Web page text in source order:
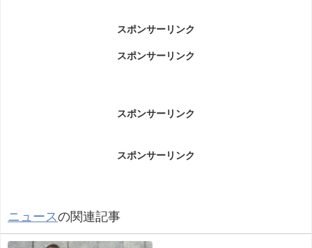
事件について
瀬月内恵太容疑者(西新井署巡査部長)事件についてです。
飲食店店員を路上に投げつけたなどとして、警視庁
２）＝東京都江戸川区東葛西＝を現行犯逮捕した。
同庁によると、瀬月内容疑者は「覚えていません」
スポンサーリンク
スポンサーリンク
スポンサーリンク
スポンサーリンク
ニュースの関連記事